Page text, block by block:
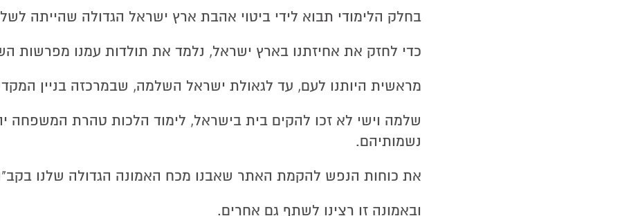
בחלק הלימודי תבוא לידי ביטוי אהבת ארץ ישראל הגדולה שהייתה
כדי לחזק את אחיזתנו בארץ ישראל, נלמד את תולדות עמנו מפרשות
מראשית היותנו לעם, עד לגאולת ישראל השלמה, שבמרכזה בניין
שלמה וישי לא זכו להקים בית בישראל, לימוד הלכות טהרת המשפחה
נשמותיהם.
את כוחות הנפש להקמת האתר שאבנו מכח האמונה הגדולה שלנו
ובאמונה זו רצינו לשתף גם אחרים.